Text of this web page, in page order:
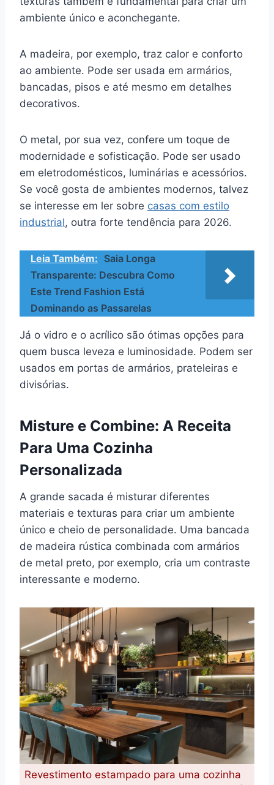
ambiente único e aconchegante.
A madeira, por exemplo, traz calor e conforto
ao ambiente. Pode ser usada em armários,
bancadas, pisos e até mesmo em detalhes
decorativos.
O metal, por sua vez, confere um toque de
modernidade e sofisticação. Pode ser usado
em eletrodomésticos, luminárias e acessórios.
Se você gosta de ambientes modernos, talvez
se interesse em ler sobre casas com estilo
industrial, outra forte tendência para 2026.
Leia Também: Saia Longa
Transparente: Descubra Como
Este Trend Fashion Está
Dominando as Passarelas
Já o vidro e o acrílico são ótimas opções para
quem busca leveza e luminosidade. Podem ser
usados em portas de armários, prateleiras e
divisórias.
Misture e Combine: A Receita
Para Uma Cozinha
Personalizada
A grande sacada é misturar diferentes
materiais e texturas para criar um ambiente
único e cheio de personalidade. Uma bancada
de madeira rústica combinada com armários
de metal preto, por exemplo, cria um contraste
interessante e moderno.
Revestimento estampado para uma cozinha